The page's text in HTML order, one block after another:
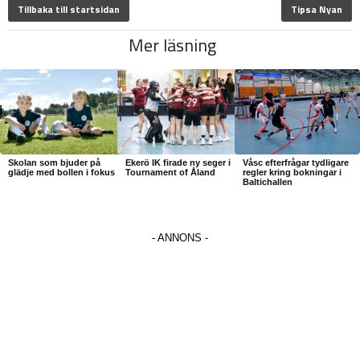
Tillbaka till startsidan Tipsa Nyan
Mer läsning
Skolan som bjuder på
glädje med bollen i fokus
Ekerö IK firade ny seger i
Tournament of Åland
Våsc efterfrågar tydligare
regler kring bokningar i
Baltichallen